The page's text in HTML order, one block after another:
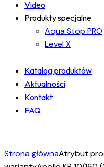
Video
Produkty specjalne
Aqua Stop PRO
Level X
Katalog produktów
Aktualności
Kontakt
FAQ
1
Strona głównaAtrybut